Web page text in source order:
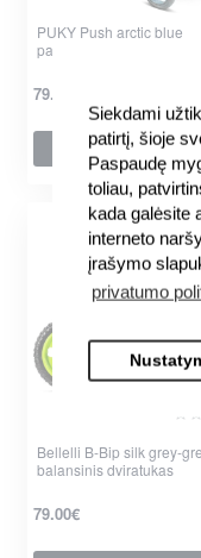
Siekdami
patirtį, šioje
Paspaudę
toliau,
kada galėsite
interneto
įrašymo
privatumo
PUKY Push arctic blue
paspirtukas
79.99€
Į krepšelį
Bellelli B-Bip silk grey-
balansinis dviratukas
79.00€